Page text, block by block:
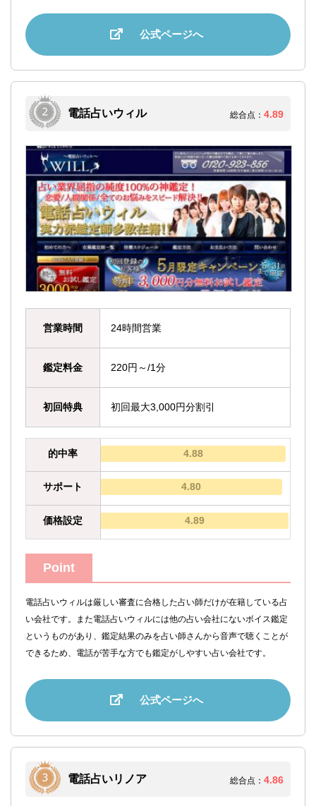
公式ページへ
電話占いウィル 総合点： 4.89
営業時間 24時間営業
鑑定料金 220円～/1分
初回特典 初回最大3,000円分割引
的中率 4.88
サポート 4.80
価格設定 4.89
Point
電話占いウィルは厳しい審査に合格した占い師だけが在籍している占
い会社です。また電話占いウィルには他の占い会社にないボイス鑑定
というものがあり、鑑定結果のみを占い師さんから音声で聴くことが
できるため、電話が苦手な方でも鑑定がしやすい占い会社です。
公式ページへ
電話占いリノア 総合点： 4.86